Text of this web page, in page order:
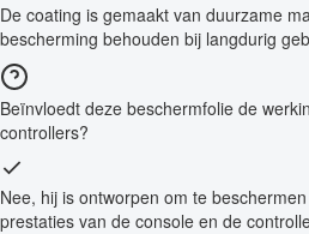
De coating is gemaakt van duurzame
bescherming behouden bij langdurig
Beïnvloedt deze beschermfolie de
controllers?
Nee, hij is ontworpen om te
prestaties van de console en de